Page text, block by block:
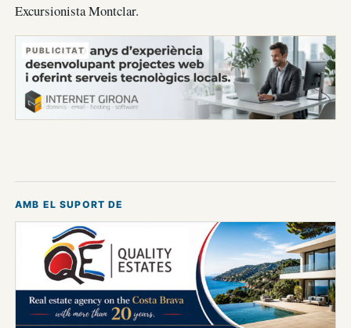
Excursionista Montclar.
PUBLICITAT
AMB EL SUPORT DE